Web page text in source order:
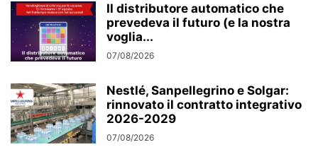
Il distributore automatico che
prevedeva il futuro (e la nostra
voglia...
07/08/2026
Nestlé, Sanpellegrino e Solgar:
rinnovato il contratto integrativo
2026-2029
07/08/2026